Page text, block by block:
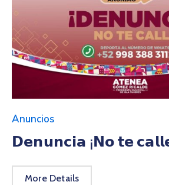
Anuncios
𝗗𝗲𝗻𝘂𝗻𝗰𝗶𝗮 ¡𝗡𝗼 𝘁𝗲
More Details